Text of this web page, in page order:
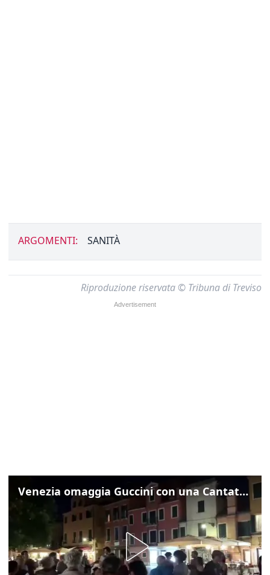
ARGOMENTI: SANITÀ
Riproduzione riservata © Tribuna di Treviso
Venezia omaggia Guccini con una Cantata Anarchica in campo Santa Margherita